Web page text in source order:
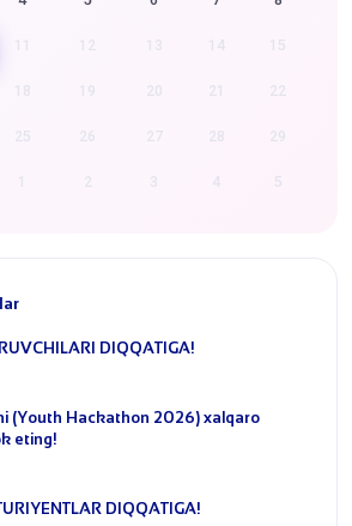
15
21 22
27 28 29
3 4 5
DIQQATIGA!
(Youth Hackathon 2026) xalqaro
eting!
DIQQATIGA!